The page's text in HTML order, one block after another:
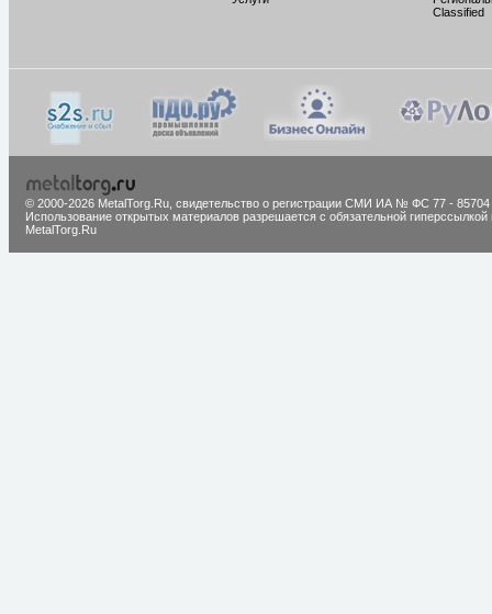
Classified
© 2000-2026 MetalTorg.Ru, cвидетельство о регистрации СМИ ИА № ФС 77 - 85704
Использование открытых материалов разрешается с обязательной гиперссылкой
MetalTorg.Ru